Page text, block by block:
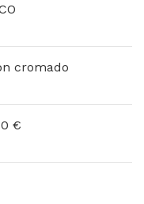
cromado
€